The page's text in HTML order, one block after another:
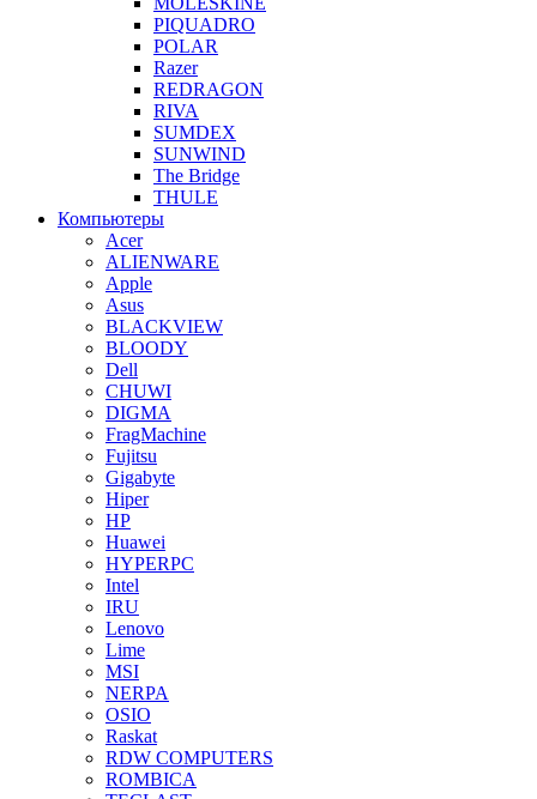
PIQUADRO
POLAR
Razer
REDRAGON
RIVA
SUMDEX
SUNWIND
The Bridge
THULE
Компьютеры
Acer
ALIENWARE
Apple
Asus
BLACKVIEW
BLOODY
Dell
CHUWI
DIGMA
FragMachine
Fujitsu
Gigabyte
Hiper
HP
Huawei
HYPERPC
Intel
IRU
Lenovo
Lime
MSI
NERPA
OSIO
Raskat
RDW COMPUTERS
ROMBICA